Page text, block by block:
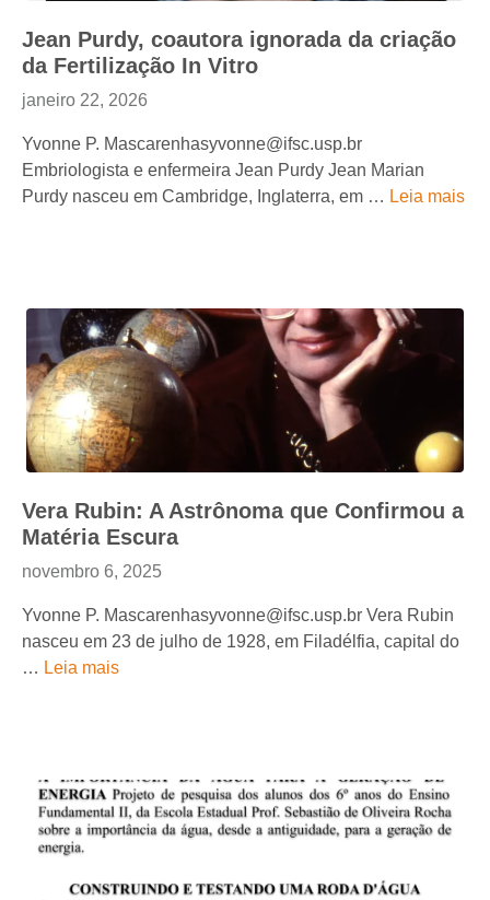
Jean Purdy, coautora ignorada da criação
da Fertilização In Vitro
janeiro 22, 2026
Yvonne P. Mascarenhasyvonne@ifsc.usp.br
Embriologista e enfermeira Jean Purdy Jean Marian
Purdy nasceu em Cambridge, Inglaterra, em … Leia mais
Vera Rubin: A Astrônoma que Confirmou a
Matéria Escura
novembro 6, 2025
Yvonne P. Mascarenhasyvonne@ifsc.usp.br Vera Rubin
nasceu em 23 de julho de 1928, em Filadélfia, capital do
… Leia mais